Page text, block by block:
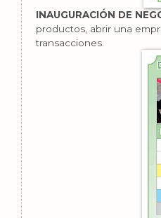
INAUGURACIÓN DE
productos, abrir una
transacciones.